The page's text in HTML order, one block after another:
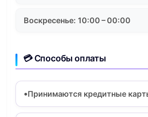
Воскресенье: 10:00 – 00:00
💳 Способы оплаты
Принимаются кредитные